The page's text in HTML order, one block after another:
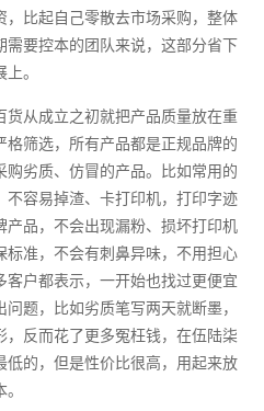
，比起自己零散去市场采购，整体
需要控本的团队来说，这部分省下
。
货从成立之初就把产品质量放在重
筛选，所有产品都是正规品牌的
劣质、仿冒的产品。比如常用的
容易掉渣、卡打印机，打印字迹
品，不会出现漏粉、损坏打印机
标准，不会有刺鼻异味，不用担心
户都表示，一开始也找过更便宜
题，比如劣质笔写两天就断墨，
反而花了更多冤枉钱，在伍陆柒
低的，但是性价比很高，用起来放